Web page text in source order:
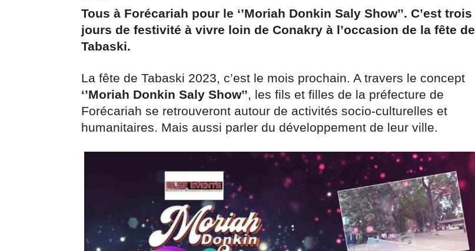
Tous à Forécariah pour le ‘’Moriah Donkin Saly Show’’. C’est trois
jours de festivité à vivre loin de Conakry à l’occasion de la fête de
Tabaski.
La fête de Tabaski 2023, c’est le mois prochain. A travers le concept
‘’Moriah Donkin Saly Show’’, les fils et filles de la préfecture de
Forécariah se retrouveront autour de activités socio-culturelles et
humanitaires. Mais aussi parler du développement de leur ville.